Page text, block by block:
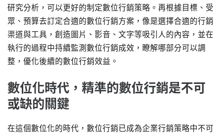
研究分析，可以更好的制定數位行銷策略。再根據目標、受
眾、預算去訂定合適的數位行銷方案，像是選擇合適的行銷
渠道與工具，創造圖片、影音、文字等吸引人的內容，並在
執行的過程中持續監測數位行銷成效，瞭解哪部分可以調
整，優化後續的數位行銷效益。
數位化時代，精準的數位行銷是不可
或缺的關鍵
在這個數位化的時代，數位行銷已成為企業行銷策略中不可